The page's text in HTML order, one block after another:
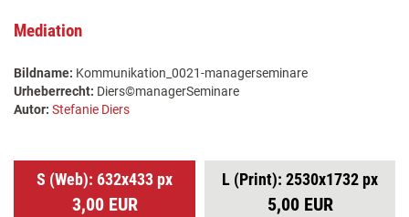
Mediation
Bildname: Kommunikation_0021-managerseminare
Urheberrecht: Diers©managerSeminare
Autor: Stefanie Diers
S (Web): 632x433 px
3,00 EUR
L (Print): 2530x1732 px
5,00 EUR